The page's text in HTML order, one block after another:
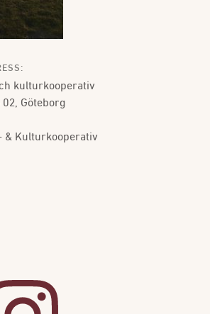
kulturkooperativ
Göteborg
& Kulturkooperativ